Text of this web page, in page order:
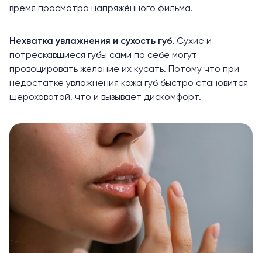
время просмотра напряжённого фильма.
Нехватка увлажнения и сухость губ. Сухие и
потрескавшиеся губы сами по себе могут
провоцировать желание их кусать. Потому что при
недостатке увлажнения кожа губ быстро становится
шероховатой, что и вызывает дискомфорт.